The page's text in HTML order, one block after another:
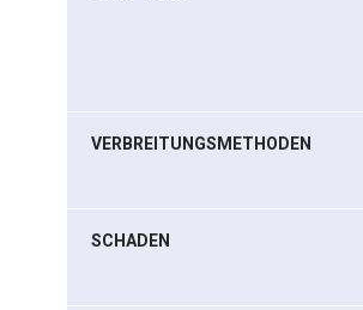
VERBREITUNGSMETHODEN
SCHADEN